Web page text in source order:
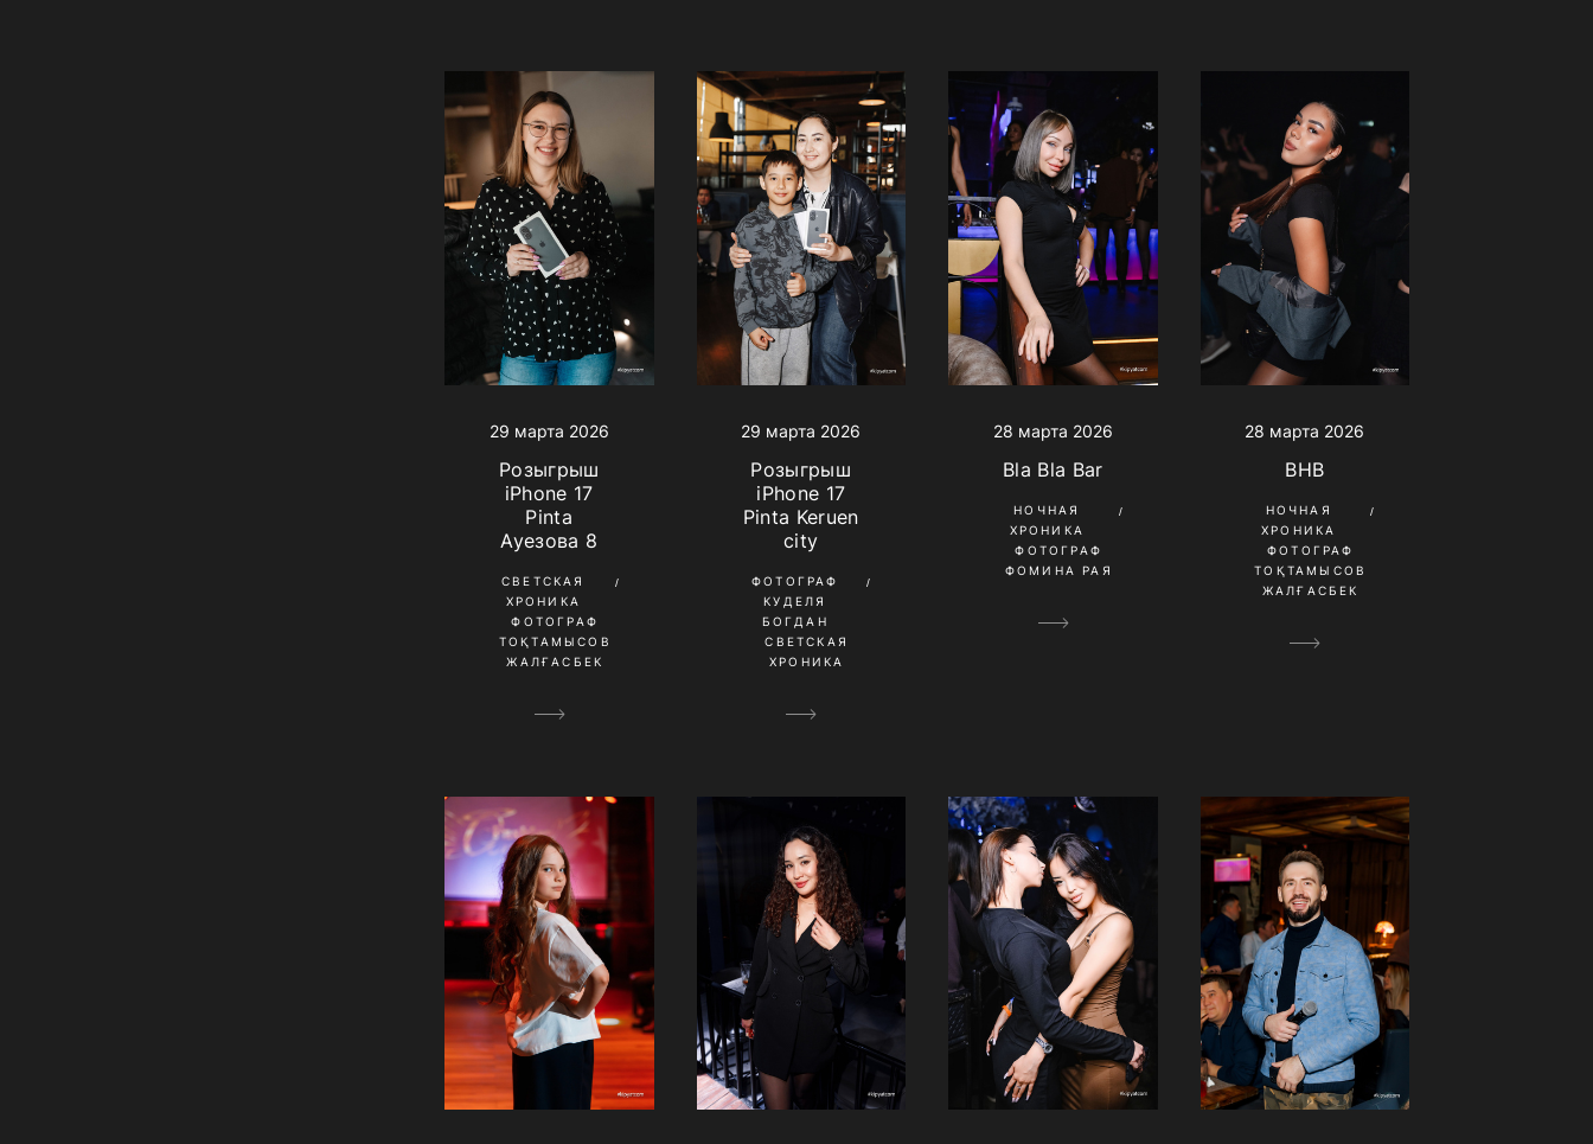
29 марта 2026
Розыгрыш
iPhone 17
Pinta
Ауезова 8
СВЕТСКАЯ
ХРОНИКА
ФОТОГРАФ
ТОҚТАМЫСОВ
ЖАЛҒАСБЕК
29 марта 2026
Розыгрыш
iPhone 17
Pinta Keruen
city
ФОТОГРАФ
КУДЕЛЯ
БОГДАН
СВЕТСКАЯ
ХРОНИКА
28 марта 2026
Bla Bla Bar
НОЧНАЯ
ХРОНИКА
ФОТОГРАФ
ФОМИНА РАЯ
28 марта 2026
BHB
НОЧНАЯ
ХРОНИКА
ФОТОГРАФ
ТОҚТАМЫСОВ
ЖАЛҒАСБЕК